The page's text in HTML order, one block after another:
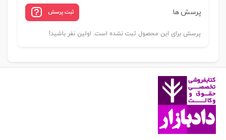
پرسش ها ثبت پرسش
پرسش برای این محصول ثبت نشده است. اولین نفر باشید!